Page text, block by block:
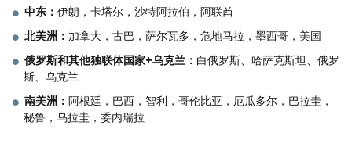
中东： 伊朗，卡塔尔，沙特阿拉伯，阿联酋
北美洲： 加拿大，古巴，萨尔瓦多，危地马拉，墨西哥，美国
俄罗斯和其他独联体国家+乌克兰： 白俄罗斯、哈萨克斯坦、俄罗
斯、乌克兰
南美洲： 阿根廷，巴西，智利，哥伦比亚，厄瓜多尔，巴拉圭，
秘鲁，乌拉圭，委内瑞拉